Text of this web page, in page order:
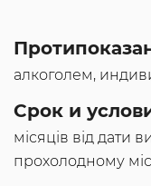
алкоголем,
Срок и
місяців від дати
прохолодному